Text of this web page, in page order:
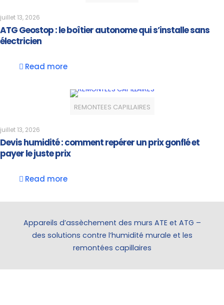
juillet 13, 2026
ATG Geostop : le boîtier autonome qui s’installe sans
électricien
Read more
REMONTEES CAPILLAIRES
juillet 13, 2026
Devis humidité : comment repérer un prix gonflé et
payer le juste prix
Read more
Appareils d’assèchement des murs ATE et ATG –
des solutions contre l’humidité murale et les
remontées capillaires